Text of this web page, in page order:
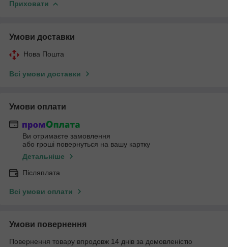
Приховати
Умови доставки
Нова Пошта
Всі умови доставки
Умови оплати
Ви отримаєте замовлення
або гроші повернуться на вашу картку
Детальніше
Післяплата
Всі умови оплати
Умови повернення
Повернення товару впродовж 14 днів за домовленістю